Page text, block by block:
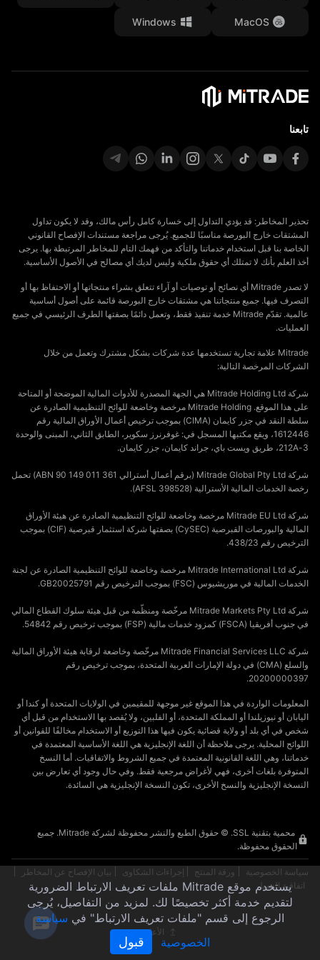
MacOS
Windows
تابعنا
تحذير المخاطر: قد يؤدي التداول إلى خسارة كامل رأس مالك، وقد لا يكون تداول
المشتقات خارج البورصة مناسبًا للجميع. يُرجى مراجعة مستندات الإفصاح القانوني
الخاصة بنا قبل استخدام خدماتنا والتأكد من فهمك التام للمخاطر المرتبطة بها. يرجى
أخذ العلم بأنك لا تمتلك أي حقوق ملكية وليس لديك أي مصالح في الأصول الأساسية.
لا تصدر Mitrade أي نصائح أو توصيات أو آراء تتعلق بشراء منتجاتها أو الاحتفاظ بها أو
التصرف فيها. جميع منتجاتنا هي مشتقات خارج البورصة قائمة على أصول أساسية
عالمية. تقدّم Mitrade خدمة تنفيذ فقط، وتعمل دائمًا بصفتها الطرف الرئيسي في جميع
العمليات.
Mitrade علامة تجارية تستخدمها عدة شركات بشكل مشترك وتعمل من خلال
الشركات المرخصة التالية:
شركة Mitrade Holding Ltd هي الجهة المصدرة للأدوات المالية الموضحة أو المتاحة
على هذا الموقع. Mitrade Holding مرخصة وخاضعة للوائح التنظيمية الصادرة عن
سلطة النقد في جزر كايمان (CIMA) بموجب ترخيص أعمال الأوراق المالية رقم
1612446، ويقع مكتبها المسجل في: غوفرنرز سكوير، الطابق الثاني، المبنى والوحدة
3-212A، طريق ويست باي، جراند كايمان، جزر كايمان.
شركة Mitrade Global Pty Ltd (برقم أعمال أسترالي ABN 90 149 011 361) تحمل
رخصة الخدمات المالية الأسترالية (AFSL 398528).
شركة Mitrade EU Ltd مرخصة وخاضعة للوائح التنظيمية الصادرة عن هيئة الأوراق
المالية والبورصات القبرصية (CySEC) بصفتها شركة استثمار قبرصية (CIF) بموجب
الترخيص رقم 438/23.
شركة Mitrade International Ltd مرخصة وخاضعة للوائح التنظيمية الصادرة عن لجنة
الخدمات المالية في موريشيوس (FSC) بموجب الترخيص رقم GB20025791.
شركة Mitrade Markets Pty Ltd مرخّصة ومنظّمة من قبل هيئة سلوك القطاع المالي
في جنوب أفريقيا (FSCA) كمزود خدمات مالية (FSP) بموجب ترخيص رقم 54842.
شركة Mitrade Financial Services LLC مرخّصة وخاضعة لرقابة هيئة الأوراق المالية
والسلع (CMA) في دولة الإمارات العربية المتحدة، بموجب ترخيص رقم
20200000397.
المعلومات الواردة في هذا الموقع غير موجهة للمقيمين في الولايات المتحدة أو كندا أو
اليابان أو نيوزيلندا أو المملكة المتحدة، أو الفلبين، ولا يُقصد بها الاستخدام من قبل أي
شخص في أي بلد أو ولاية قضائية يكون فيها هذا التوزيع أو الاستخدام مخالفًا للقوانين أو
اللوائح المحلية. يرجى ملاحظة أن اللغة الإنجليزية هي اللغة الأساسية المعتمدة في
خدماتنا، وهي اللغة القانونية المعتمدة في جميع الشروط والاتفاقيات. أما النسخ
المتوفرة بلغات أخرى، فهي لأغراض مرجعية فقط. وفي حال وجود أي تعارض بين
النسخة الإنجليزية والنسخ الأخرى، تكون النسخة الإنجليزية هي السائدة.
محمية بتقنية SSL. © حقوق الطبع والنشر محفوظة لشركة Mitrade. جميع
الحقوق محفوظة.
سياسة الخصوصية ورقة المنتج إجراءات الشكاوى
بيان الإفصاح عن المخاطر
اتفاقية العميل
الأعلى
يستخدم موقع Mitrade ملفات تعريف الارتباط الضرورية
لتقديم خدمة أكثر تخصيصًا لك. لمزيد من التفاصيل، يُرجى
الرجوع إلى قسم "ملفات تعريف الارتباط" في سياسة
الخصوصية
قبول